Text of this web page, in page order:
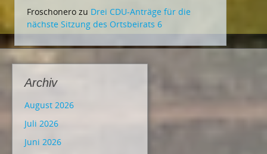
Froschonero zu Drei CDU-Anträge für die
nächste Sitzung des Ortsbeirats 6
Archiv
August 2026
Juli 2026
Juni 2026